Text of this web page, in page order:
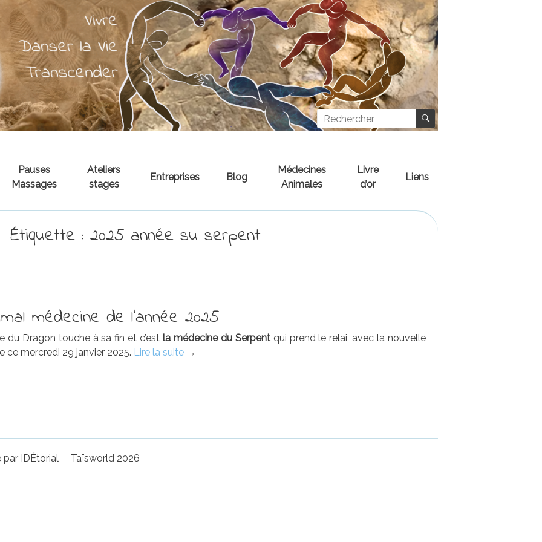
Pauses
Massages
Ateliers
stages
Entreprises Blog
Médecines
Animales
Livre
d’or
Liens
Étiquette : 2025 année su serpent
médecine de l’année 2025
du Dragon touche à sa fin et c’estla médecine du Serpentqui prend le relai, avec la nouvelle
ce mercredi 29 janvier 2025. Lire la suite « L’animal
→
Taïsworld 2026
par IDÉtorial